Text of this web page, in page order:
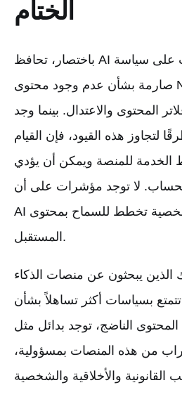
الختام
باختصار، تحافظ AI الخاصة بالشخصيات على سياسة
صارمة بشأن عدم وجود محتوى NSFW وتطبق ذلك
المحتوى والاعتدال. بينما وجد
لتجاوز هذه القيود، فإن القيام
الخدمة للمنصة ويمكن أن يؤدي
لا توجد مؤشرات على أن
AI الشخصية تخطط للسماح بمحتوى NSFW في
المستقبل.
الذين يبحثون عن منصات الذكاء
بسياسات أكثر تساهلاً بشأن
المحتوى الناضج، توجد بدائل مثل Chai AI. ومع ذلك،
من هذه المنصات بمسؤولية،